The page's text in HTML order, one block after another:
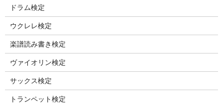
ドラム検定
ウクレレ検定
楽譜読み書き検定
ヴァイオリン検定
サックス検定
トランペット検定